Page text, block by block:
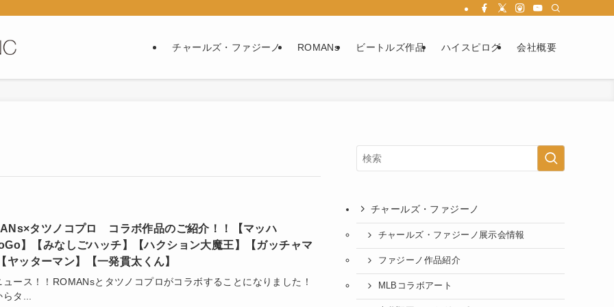
チャールズ・ファジーノ ROMANs ビートルズ作品 ハイスピログ 会社概要
タツノコプロ コラボ作品のご紹介！！【マッハ
】【みなしごハッチ】【ハクション大魔王】【ガッチャマ
ヤッターマン】【一発貫太くん】
ュース！！ROMANsとタツノコプロがコラボすることになりました！
タ...
チャールズ・ファジーノ
チャールズ・ファジーノ展示会情報
ファジーノ作品紹介
MLBコラボアート